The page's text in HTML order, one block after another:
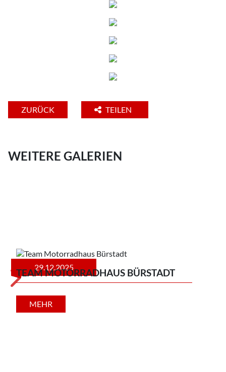
ZURÜCK TEILEN
WEITERE GALERIEN
29.12.2025
TEAM MOTORRADHAUS BÜRSTADT
MEHR